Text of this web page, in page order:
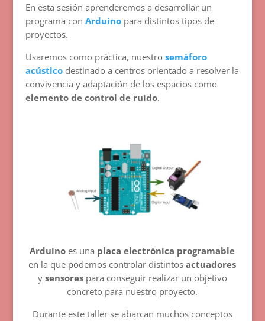
En esta sesión aprenderemos a desarrollar un
programa con Arduino para distintos tipos de
proyectos.
Usaremos como práctica, nuestro semáforo
acústicodestinado a centros orientado a resolver la
convivencia y adaptación de los espacios como
elemento de control de ruido.
Arduino es una placa electrónica programable
en la que podemos controlar distintosactuadores
y sensorespara conseguir realizar un objetivo
concreto para nuestro proyecto.
Durante este taller se abarcan muchos conceptos